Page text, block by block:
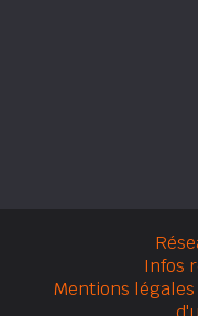
Infos
Mentions